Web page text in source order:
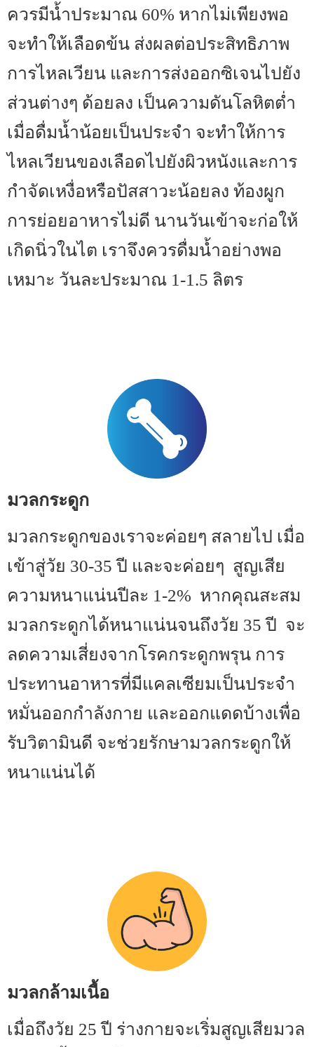
ควรมีน้ำประมาณ 60% หากไม่เพียงพอ
จะทำให้เลือดข้น ส่งผลต่อประสิทธิภาพ
การไหลเวียน และการส่งออกซิเจนไปยัง
ส่วนต่างๆ ด้อยลง เป็นความดันโลหิตต่ำ
เมื่อดื่มน้ำน้อยเป็นประจำ จะทำให้การ
ไหลเวียนของเลือดไปยังผิวหนังและการ
กำจัดเหงื่อหรือปัสสาวะน้อยลง ท้องผูก
การย่อยอาหารไม่ดี นานวันเข้าจะก่อให้
เกิดนิ่วในไต เราจึงควรดื่มน้ำอย่างพอ
เหมาะ วันละประมาณ 1-1.5 ลิตร
มวลกระดูก
มวลกระดูกของเราจะค่อยๆ สลายไป เมื่อ
เข้าสู่วัย 30-35 ปี และจะค่อยๆ สูญเสีย
ความหนาแน่นปีละ 1-2% หากคุณสะสม
มวลกระดูกได้หนาแน่นจนถึงวัย 35 ปี จะ
ลดความเสี่ยงจากโรคกระดูกพรุน การ
ประทานอาหารที่มีแคลเซียมเป็นประจำ
หมั่นออกกำลังกาย และออกแดดบ้างเพื่อ
รับวิตามินดี จะช่วยรักษามวลกระดูกให้
หนาแน่นได้
มวลกล้ามเนื้อ
เมื่อถึงวัย 25 ปี ร่างกายจะเริ่มสูญเสียมวล